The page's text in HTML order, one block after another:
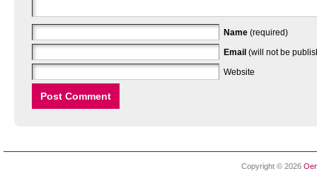
Name (required)
Email (will not be
Website
Copyright © 2026